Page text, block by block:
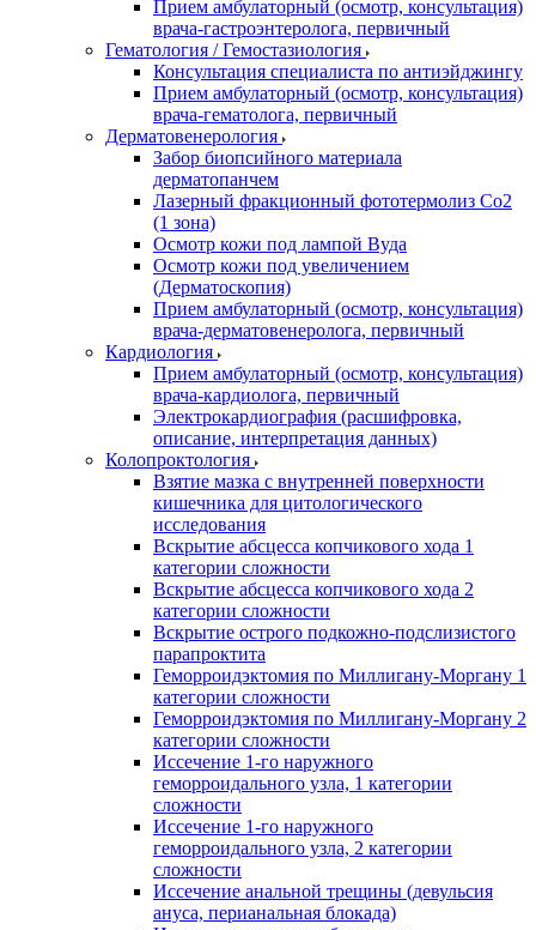
Прием амбулаторный (осмотр, консультация)
врача-гастроэнтеролога, первичный
Гематология / Гемостазиология
Консультация специалиста по антиэйджингу
Прием амбулаторный (осмотр, консультация)
врача-гематолога, первичный
Дерматовенерология
Забор биопсийного материала
дерматопанчем
Лазерный фракционный фототермолиз Со2
(1 зона)
Осмотр кожи под лампой Вуда
Осмотр кожи под увеличением
(Дерматоскопия)
Прием амбулаторный (осмотр, консультация)
врача-дерматовенеролога, первичный
Кардиология
Прием амбулаторный (осмотр, консультация)
врача-кардиолога, первичный
Электрокардиография (расшифровка,
описание, интерпретация данных)
Колопроктология
Взятие мазка с внутренней поверхности
кишечника для цитологического
исследования
Вскрытие абсцесса копчикового хода 1
категории сложности
Вскрытие абсцесса копчикового хода 2
категории сложности
Вскрытие острого подкожно-подслизистого
парапроктита
Геморроидэктомия по Миллигану-Моргану 1
категории сложности
Геморроидэктомия по Миллигану-Моргану 2
категории сложности
Иссечение 1-го наружного
геморроидального узла, 1 категории
сложности
Иссечение 1-го наружного
геморроидального узла, 2 категории
сложности
Иссечение анальной трещины (девульсия
ануса, перианальная блокада)